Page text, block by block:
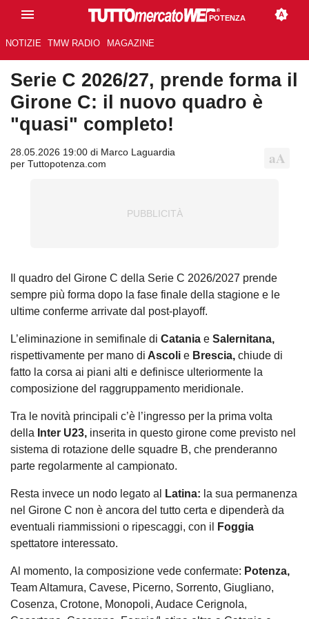
POTENZA
NOTIZIE TMW RADIO MAGAZINE
Serie C 2026/27, prende forma il
Girone C: il nuovo quadro è
"quasi" completo!
28.05.2026 19:00 di Marco Laguardia
per Tuttopotenza.com
Il quadro del Girone C della Serie C 2026/2027 prende
sempre più forma dopo la fase finale della stagione e le
ultime conferme arrivate dal post-playoff.
L’eliminazione in semifinale di Catania e Salernitana,
rispettivamente per mano di Ascoli e Brescia, chiude di
fatto la corsa ai piani alti e definisce ulteriormente la
composizione del raggruppamento meridionale.
Tra le novità principali c’è l’ingresso per la prima volta
della Inter U23, inserita in questo girone come previsto nel
sistema di rotazione delle squadre B, che prenderanno
parte regolarmente al campionato.
Resta invece un nodo legato al Latina: la sua permanenza
nel Girone C non è ancora del tutto certa e dipenderà da
eventuali riammissioni o ripescaggi, con il
Foggia
spettatore interessato.
Al momento, la composizione vede confermate: Potenza,
Team Altamura, Cavese, Picerno, Sorrento, Giugliano,
Cosenza, Crotone, Monopoli, Audace Cerignola,